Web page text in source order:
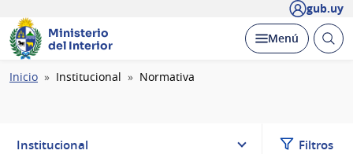
gub.uy
Ministerio
del Interior
Desplegar
Menú Abrir
Ruta
Inicio Institucional Normativa
Institucional Filtros